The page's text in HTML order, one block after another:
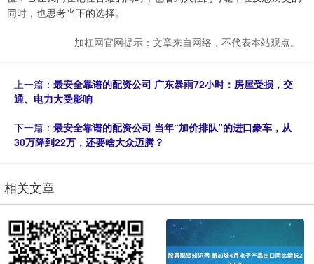
同时，也思考当下的选择。
加杠网官网提示：文章来自网络，不代表本站观点。
上一篇： 最安全靠谱的配资公司 广东暴雨72小时：房屋受损，交
通、电力大受影响
下一篇： 最安全靠谱的配资公司 当年“加价排队”的进口豪车，从
30万降到22万，还要啥大众迈腾？
相关文章